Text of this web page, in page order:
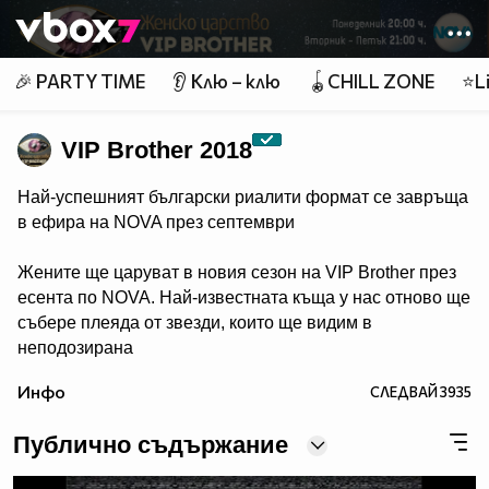
👾
🎉 PARTY TIME 👂 Клю – клю 🪀CHILL ZONE
VIP Brother 2018
Най-успешният български риалити формат се завръща
в ефира на NOVA през септември
Жените ще царуват в новия сезон на VIP Brother през
есента по NOVA. Най-известната къща у нас отново ще
събере плеяда от звезди, които ще видим в
неподозирана
телевизията в България, се завръща в ефира през
цялата власт, но и цялата отговорност в ръцете на
дамите.
Инфо СЛЕДВАЙ3935
Публично съдържание